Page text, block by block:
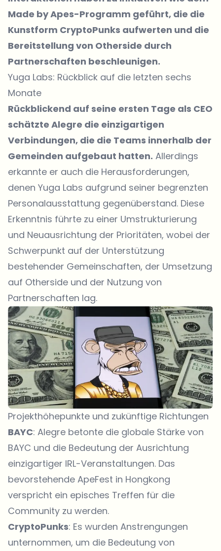
Made by Apes-Programm geführt, die die
Kunstform CryptoPunks aufwerten und die
Bereitstellung von Otherside durch
Partnerschaften beschleunigen.
Yuga Labs: Rückblick auf die letzten sechs
Monate
Rückblickend auf seine ersten Tage als CEO
schätzte Alegre die einzigartigen
Verbindungen, die die Teams innerhalb der
Gemeinden aufgebaut hatten. Allerdings
erkannte er auch die Herausforderungen,
denen Yuga Labs aufgrund seiner begrenzten
Personalausstattung gegenüberstand. Diese
Erkenntnis führte zu einer Umstrukturierung
und Neuausrichtung der Prioritäten, wobei der
Schwerpunkt auf der Unterstützung
bestehender Gemeinschaften, der Umsetzung
auf Otherside und der Nutzung von
Partnerschaften lag.
Projekthöhepunkte und zukünftige Richtungen
BAYC: Alegre betonte die globale Stärke von
BAYC und die Bedeutung der Ausrichtung
einzigartiger IRL-Veranstaltungen. Das
bevorstehende ApeFest in Hongkong
verspricht ein episches Treffen für die
Community zu werden.
CryptoPunks: Es wurden Anstrengungen
unternommen, um die Bedeutung von